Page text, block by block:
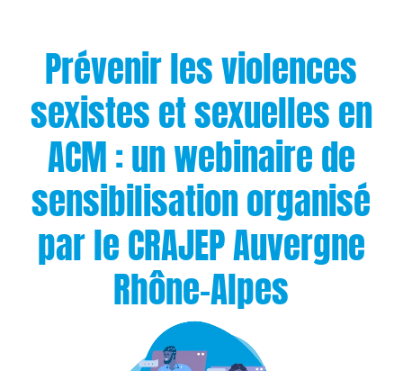
Prévenir les violences
sexistes et sexuelles en
ACM : un webinaire de
sensibilisation organisé
par le CRAJEP Auvergne
Rhône-Alpes